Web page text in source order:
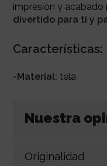
impresión y acabado
divertido para ti y
Características:
-Material: tela
Nuestra
Originalidad